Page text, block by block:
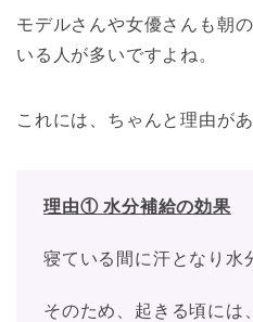
モデルさんや女優さんも朝
いる人が多いですよね。
これには、ちゃんと理由があ
理由① 水分補給の効果
寝ている間に汗となり水
そのため、起きる頃には